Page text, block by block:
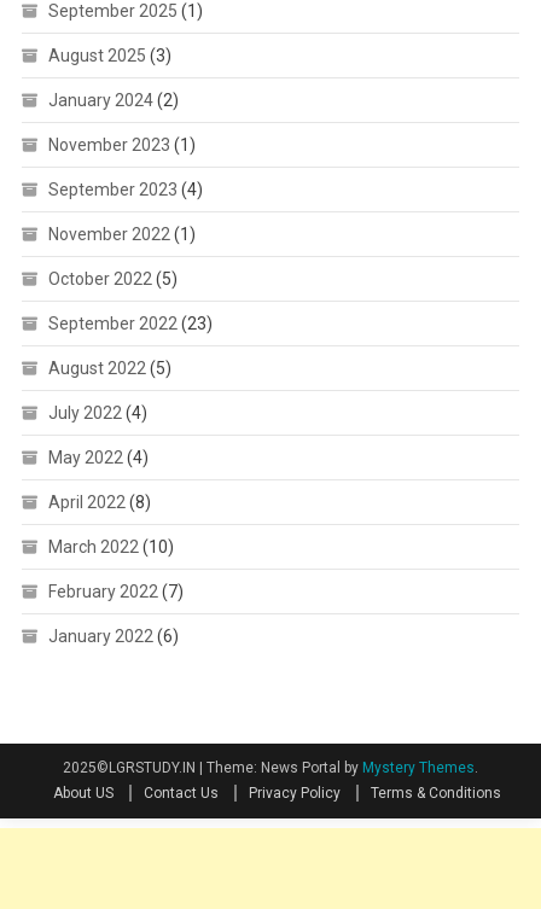
September 2025 (1)
August 2025 (3)
January 2024(2)
November 2023 (1)
September 2023 (4)
November 2022 (1)
October 2022 (5)
September 2022 (23)
August 2022 (5)
July 2022 (4)
May 2022 (4)
April 2022 (8)
March 2022 (10)
February 2022 (7)
January 2022 (6)
2025©LGRSTUDY.IN Theme: News Portal by Mystery Themes.
About US
Contact Us Privacy Policy Terms & Conditions